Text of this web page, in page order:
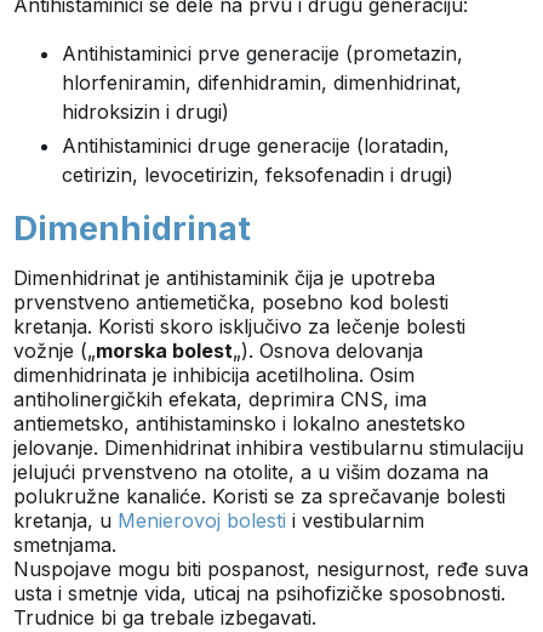
Antihistaminici prve generacije (prometazin,
hlorfeniramin, difenhidramin, dimenhidrinat,
hidroksizin i drugi)
Antihistaminici druge generacije (loratadin,
cetirizin, levocetirizin, feksofenadin i drugi)
Dimenhidrinat
Dimenhidrinat je antihistaminik čija je upotreba
prvenstveno antiemetička, posebno kod bolesti
kretanja. Koristi skoro isključivo za lečenje bolesti
vožnje („morska bolest„). Osnova delovanja
dimenhidrinata je inhibicija acetilholina. Osim
antiholinergičkih efekata, deprimira CNS, ima
antiemetsko, antihistaminsko i lokalno anestetsko
jelovanje. Dimenhidrinat inhibira vestibularnu stimulaciju
jelujući prvenstveno na otolite, a u višim dozama na
polukružne kanaliće. Koristi se za sprečavanje bolesti
kretanja, u Menierovoj bolesti i vestibularnim
smetnjama.
Nuspojave mogu biti pospanost, nesigurnost, ređe suva
usta i smetnje vida, uticaj na psihofizičke sposobnosti.
Trudnice bi ga trebale izbegavati.